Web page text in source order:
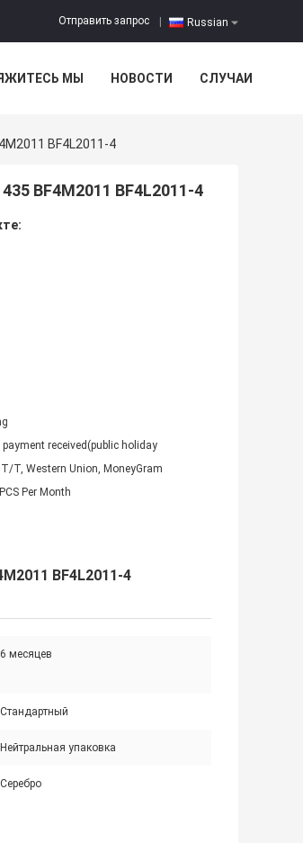
Russian
Отправить запрос
МЫ НОВОСТИ СЛУЧАИ
BF4L2011-4
BF4M2011 BF4L2011-4
received(public holiday
T/T, Western Union, MoneyGram
Per Month
BF4L2011-4
6 месяцев
Стандартный
Нейтральная упаковка
Серебро